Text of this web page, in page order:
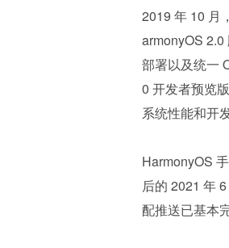
2019 年 10 月
armonyOS
部署以及统一
0 开发者预览
系统性能和开
HarmonyOS
后的 2021 年
配推送已基本